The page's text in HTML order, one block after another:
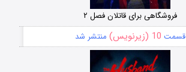
فروشگاهی برای قاتلان فصل ۲
قسمت 10 (زیرنویس) منتشر شد